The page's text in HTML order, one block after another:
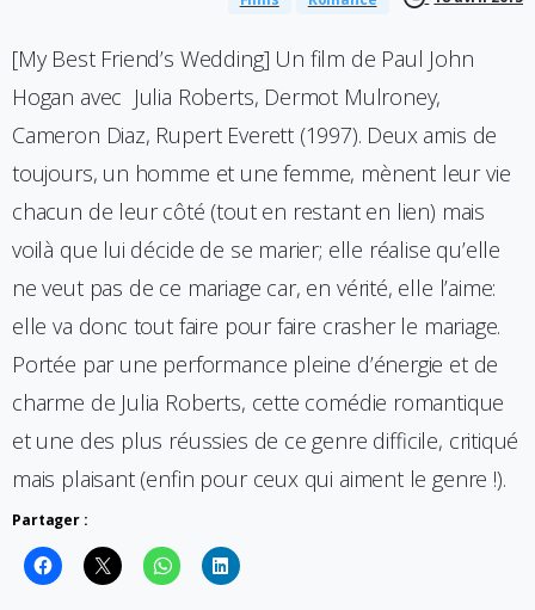
[My Best Friend’s Wedding] Un film de Paul John
Hogan avec Julia Roberts, Dermot Mulroney,
Cameron Diaz, Rupert Everett (1997). Deux amis de
toujours, un homme et une femme, mènent leur vie
chacun de leur côté (tout en restant en lien) mais
voilà que lui décide de se marier; elle réalise qu’elle
ne veut pas de ce mariage car, en vérité, elle l’aime:
elle va donc tout faire pour faire crasher le mariage.
Portée par une performance pleine d’énergie et de
charme de Julia Roberts, cette comédie romantique
et une des plus réussies de ce genre difficile, critiqué
mais plaisant (enfin pour ceux qui aiment le genre !).
Partager :